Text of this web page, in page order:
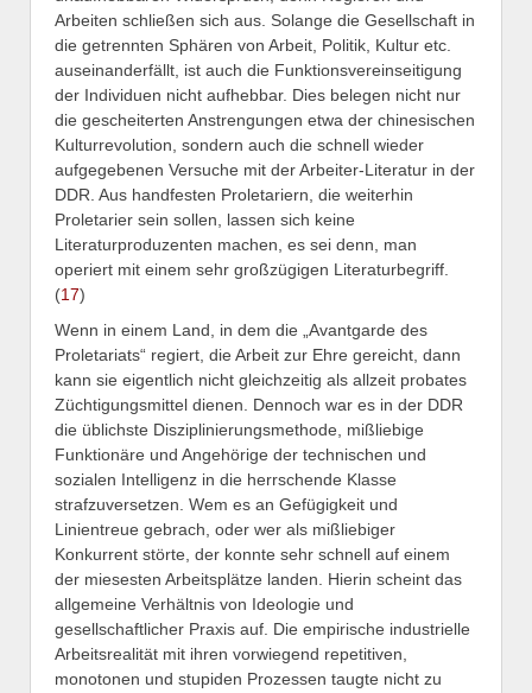
Arbeiten schließen sich aus. Solange die Gesellschaft in
die getrennten Sphären von Arbeit, Politik, Kultur etc.
auseinanderfällt, ist auch die Funktionsvereinseitigung
der Individuen nicht aufhebbar. Dies belegen nicht nur
die gescheiterten Anstrengungen etwa der chinesischen
Kulturrevolution, sondern auch die schnell wieder
aufgegebenen Versuche mit der Arbeiter-Literatur in der
DDR. Aus handfesten Proletariern, die weiterhin
Proletarier sein sollen, lassen sich keine
Literaturproduzenten machen, es sei denn, man
operiert mit einem sehr großzügigen Literaturbegriff.
(17)
Wenn in einem Land, in dem die „Avantgarde des
Proletariats“ regiert, die Arbeit zur Ehre gereicht, dann
kann sie eigentlich nicht gleichzeitig als allzeit probates
Züchtigungsmittel dienen. Dennoch war es in der DDR
die üblichste Disziplinierungsmethode, mißliebige
Funktionäre und Angehörige der technischen und
sozialen Intelligenz in die herrschende Klasse
strafzuversetzen. Wem es an Gefügigkeit und
Linientreue gebrach, oder wer als mißliebiger
Konkurrent störte, der konnte sehr schnell auf einem
der miesesten Arbeitsplätze landen. Hierin scheint das
allgemeine Verhältnis von Ideologie und
gesellschaftlicher Praxis auf. Die empirische industrielle
Arbeitsrealität mit ihren vorwiegend repetitiven,
monotonen und stupiden Prozessen taugte nicht zu